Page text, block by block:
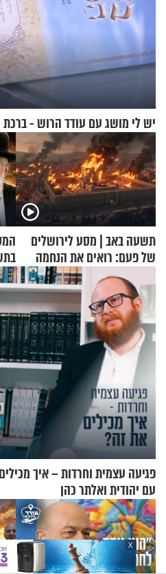
יש לי מושג עם עודד הרוש - ברכת
תשעה באב | מסע לירושלים
של פעם: רואים את הנחמה
פגיעה עצמית וחרדות – איך
עם יהודית ואלתר כהן
X